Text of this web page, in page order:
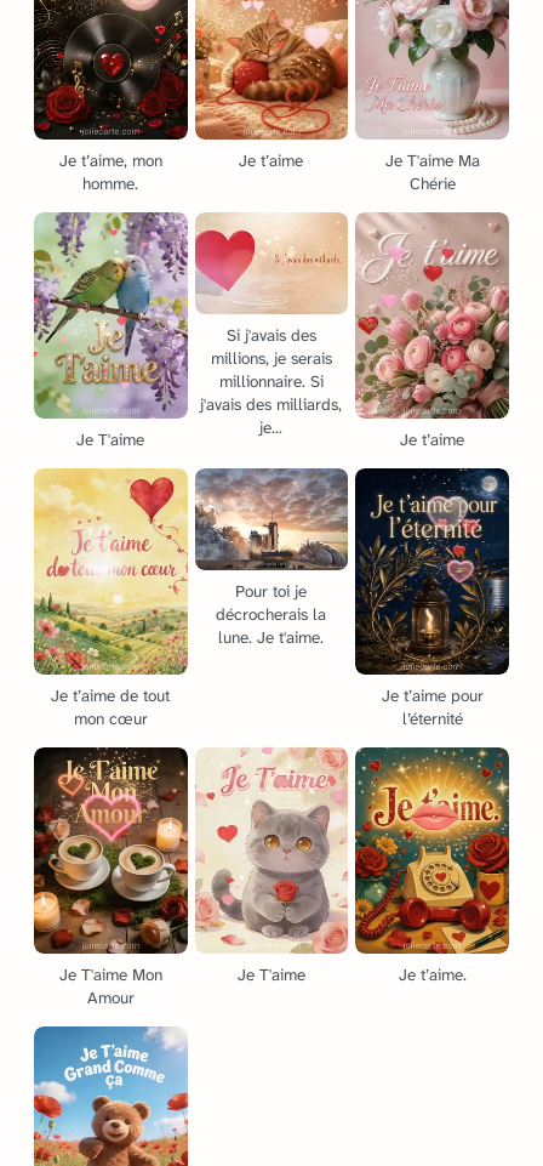
Je t’aime, mon
homme.
Je t’aime
Je T'aime Ma
Chérie
Je T'aime
Si j'avais des
millions, je serais
millionnaire. Si
j'avais des milliards,
je...
Je t’aime
Je t’aime de tout
mon cœur
Pour toi je
décrocherais la
lune. Je t'aime.
Je t’aime pour
l’éternité
Je T'aime Mon
Amour
Je T'aime Je t’aime.